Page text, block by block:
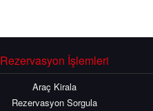
Rezervasyon İşlemleri
Araç Kirala
Rezervasyon Sorgula